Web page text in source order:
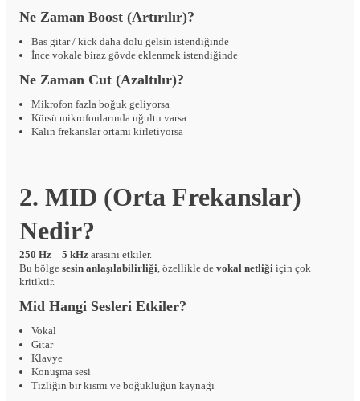
Ne Zaman Boost (Artırılır)?
Bas gitar / kick daha dolu gelsin istendiğinde
İnce vokale biraz gövde eklenmek istendiğinde
Ne Zaman Cut (Azaltılır)?
Mikrofon fazla boğuk geliyorsa
Kürsü mikrofonlarında uğultu varsa
Kalın frekanslar ortamı kirletiyorsa
2. MID (Orta Frekanslar)
Nedir?
250 Hz – 5 kHz arasını etkiler.
Bu bölge sesin anlaşılabilirliği, özellikle de vokal netliği için çok
kritiktir.
Mid Hangi Sesleri Etkiler?
Vokal
Gitar
Klavye
Konuşma sesi
Tizliğin bir kısmı ve boğukluğun kaynağı